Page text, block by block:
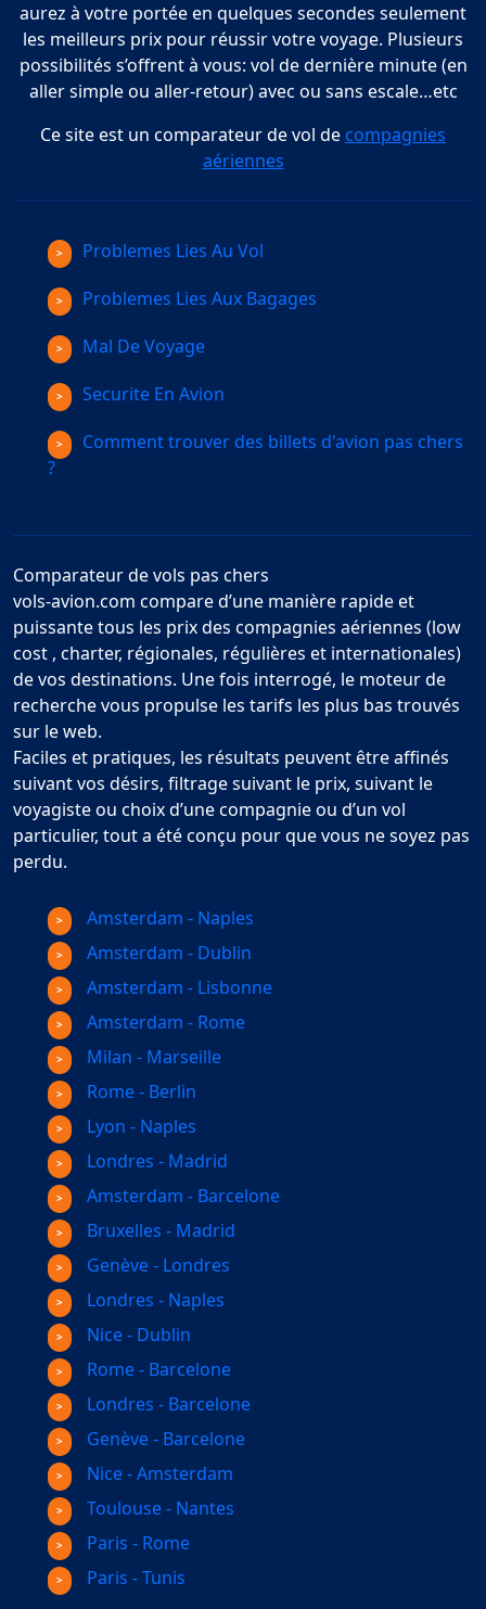
aurez à votre portée en quelques secondes seulement
les meilleurs prix pour réussir votre voyage. Plusieurs
possibilités s’offrent à vous: vol de dernière minute (en
aller simple ou aller-retour) avec ou sans escale…etc
Ce site est un comparateur de vol de compagnies
aériennes
Problemes Lies Au Vol
Problemes Lies Aux Bagages
Mal De Voyage
Securite En Avion
Comment trouver des billets d'avion pas chers
?
Comparateur de vols pas chers
vols-avion.com compare d’une manière rapide et
puissante tous les prix des compagnies aériennes (low
cost , charter, régionales, régulières et internationales)
de vos destinations. Une fois interrogé, le moteur de
recherche vous propulse les tarifs les plus bas trouvés
sur le web.
Faciles et pratiques, les résultats peuvent être affinés
suivant vos désirs, filtrage suivant le prix, suivant le
voyagiste ou choix d’une compagnie ou d’un vol
particulier, tout a été conçu pour que vous ne soyez pas
perdu.
Amsterdam - Naples
Amsterdam - Dublin
Amsterdam - Lisbonne
Amsterdam - Rome
Milan - Marseille
Rome - Berlin
Lyon - Naples
Londres - Madrid
Amsterdam - Barcelone
Bruxelles - Madrid
Genève - Londres
Londres - Naples
Nice - Dublin
Rome - Barcelone
Londres - Barcelone
Genève - Barcelone
Nice - Amsterdam
Toulouse - Nantes
Paris - Rome
Paris - Tunis